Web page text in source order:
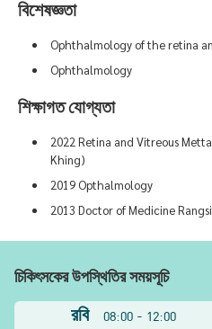
বিশেষজ্ঞতা
Ophthalmology of the retina
Ophthalmology
শিক্ষাগত যোগ্যতা
2022 Retina and Vitreous
Khing)
2019 Opthalmology
2013 Doctor of Medicine
চিকিৎসকের উপস্থিতির সময়সূচি
রবি
08:00 - 12:00